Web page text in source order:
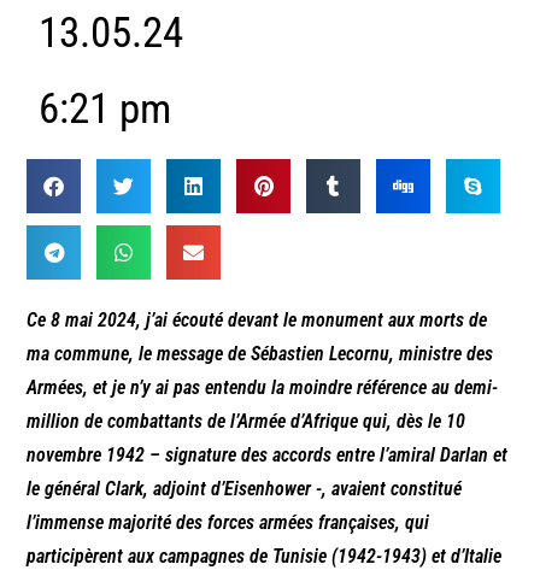
13.05.24
6:21 pm
Ce 8 mai 2024, j’ai écouté devant le monument aux morts de
ma commune, le message de Sébastien Lecornu, ministre des
Armées, et je n’y ai pas entendu la moindre référence au demi-
million de combattants de l’Armée d’Afrique qui, dès le 10
novembre 1942 – signature des accords entre l’amiral Darlan et
le général Clark, adjoint d’Eisenhower -, avaient constitué
l’immense majorité des forces armées françaises, qui
participèrent aux campagnes de Tunisie (1942-1943) et d’Italie